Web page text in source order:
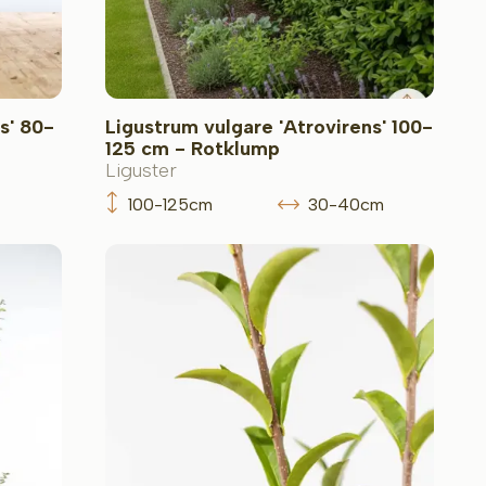
80-
Ligustrum vulgare 'Atrovirens' 100-
125 cm - Rotklump
Liguster
100-125cm 30-40cm